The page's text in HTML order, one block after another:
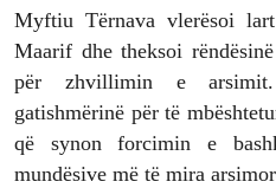
Myftiu Tërnava vlerësoi
Maarif dhe theksoi
për zhvillimin e
gatishmërinë për të
që synon forcimin e
mundësive më të mira